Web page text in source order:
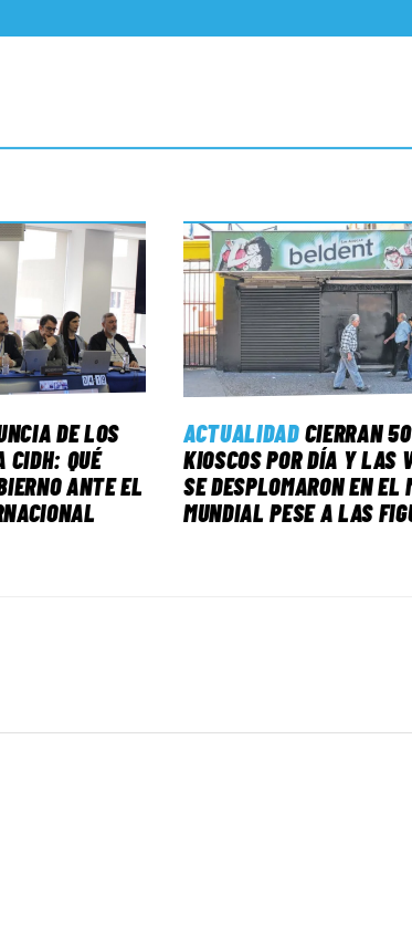
DE LOS
CIDH: QUÉ
ANTE EL
ACTUALIDAD CIERRAN 50
KIOSCOS POR DÍA Y LAS
SE DESPLOMARON EN EL
MUNDIAL PESE A LAS